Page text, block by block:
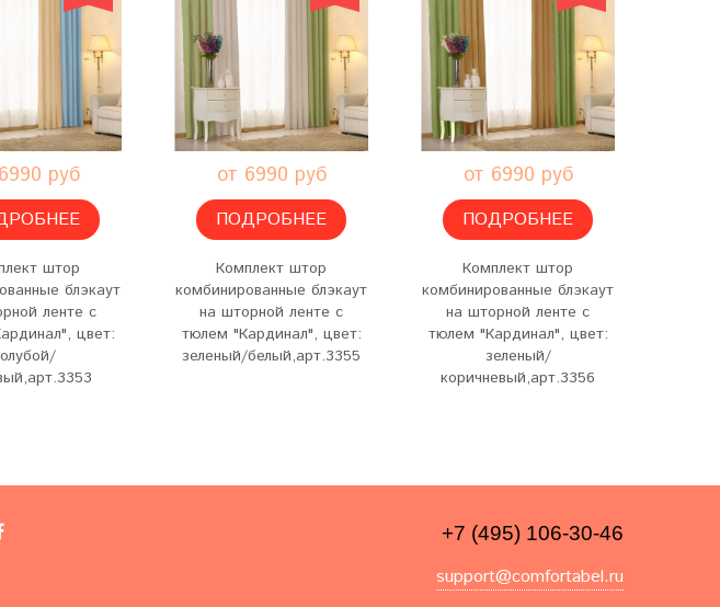
руб
штор
блэкаут
ленте с
цвет:
от 6990 руб
ПОДРОБНЕЕ
Комплект штор
комбинированные блэкаут
на шторной ленте с
тюлем "Кардинал", цвет:
зеленый/белый,арт.3355
от 6990 руб
ПОДРОБНЕЕ
Комплект штор
комбинированные блэкаут
на шторной ленте с
тюлем "Кардинал", цвет:
зеленый/
коричневый,арт.3356
+7 (495) 106-30-46
support@comfortabel.ru